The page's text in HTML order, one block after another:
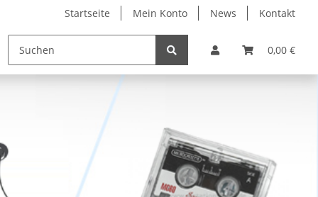
Startseite Mein Konto News Kontakt
0,00 €